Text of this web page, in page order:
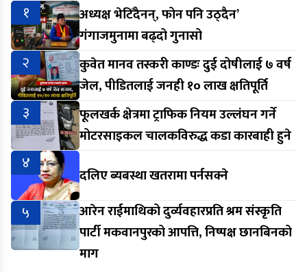
१
अध्यक्ष भेटिँदैनन्, फोन पनि उठ्दैन’
गंगाजमुनामा बढ्दो गुनासो
२
कुवेत मानव तस्करी काण्डः दुई दोषीलाई ७ वर्ष
जेल, पीडितलाई जनही १० लाख क्षतिपूर्ति
३
फूलखर्क क्षेत्रमा ट्राफिक नियम उल्लंघन गर्ने
मोटरसाइकल चालकविरुद्ध कडा कारबाही हुने
४
दलिए ब्यबस्था खतरामा पर्नसक्ने
५
आरेन राईमाथिको दुर्व्यवहारप्रति श्रम संस्कृति
पार्टी मकवानपुरको आपत्ति, निष्पक्ष छानबिनको
माग